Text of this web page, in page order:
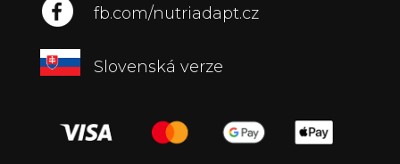
fb.com/nutriadapt.cz
Slovenská verze